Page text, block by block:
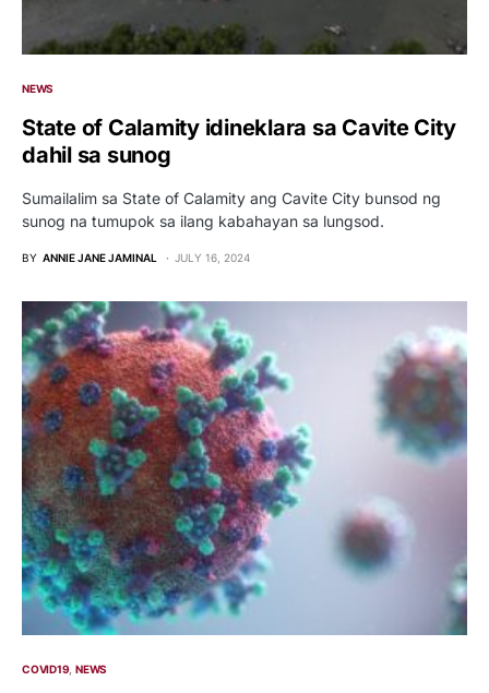
NEWS
State of Calamity idineklara sa Cavite City
dahil sa sunog
Sumailalim sa State of Calamity ang Cavite City bunsod ng
sunog na tumupok sa ilang kabahayan sa lungsod.
BY ANNIE JANE JAMINAL JULY 16, 2024
COVID19 NEWS